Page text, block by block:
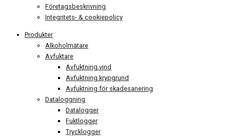
Företagsbeskrivning
Integritets- & cookiepolicy
Produkter
Alkoholmätare
Avfuktare
Avfuktning vind
Avfuktning krypgrund
Avfuktning för skadesanering
Dataloggning
Datalogger
Fuktlogger
Trycklogger